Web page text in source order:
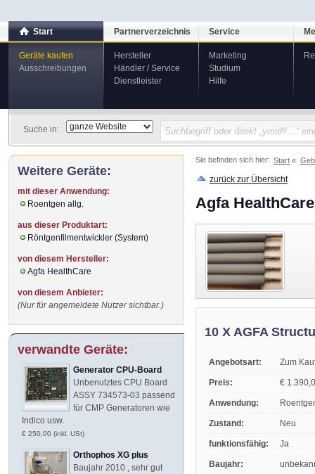
Start
Geräte kaufen
Ausschreibungen
Partnerverzeichnis
Hersteller
Händler / Service
Dienstleister
Service
Marketing
Studium
Hilfe
Suche in:
Sie befinden sich hier: Start
zurück zur Übersicht
Agfa
10 X AGFA
Angebotsart: Zum
Preis: €
Anwendung:
Zustand: Neu
funktionsfähig: Ja
Baujahr:
Weitere Geräte:
mit dieser Anwendung:
Roentgen allg.
aus dieser Produktart:
Röntgenfilmentwickler (System)
von diesem Hersteller:
Agfa HealthCare
von diesem Anbieter:
(Nur für angemeldete Nutzer sichtbar.)
verwandte Geräte:
Generator CPU-Board
Unbenutztes CPU Board
ASSY 734573-03 passend
für CMP Generatoren wie
Indico usw.
€ 250,00 (inkl. USt)
Orthophos XG plus
Baujahr 2010 , sehr gut